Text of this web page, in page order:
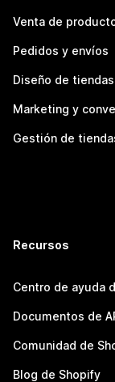
Venta de
Pedidos y envíos
Diseño de tiendas
Marketing y
Gestión de
Recursos
Centro de ayuda
Documentos de
Comunidad de
Blog de Shopify